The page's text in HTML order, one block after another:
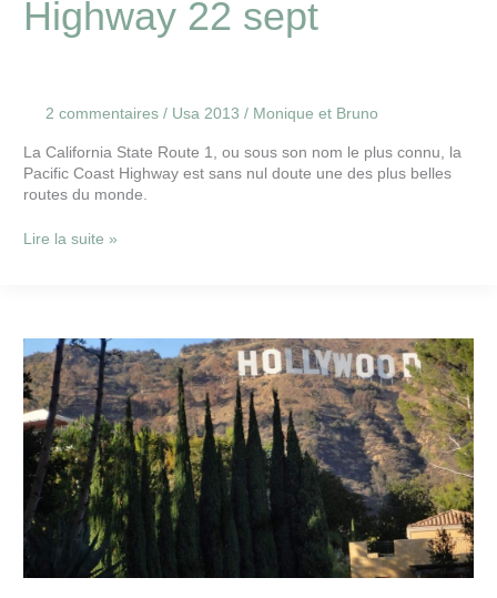
Highway 22 sept
2 commentaires / Usa 2013 / Monique et Bruno
La California State Route 1, ou sous son nom le plus connu, la
Pacific Coast Highway est sans nul doute une des plus belles
routes du monde.
Lire la suite »
Visite
de
Los
Angeles
21
sept